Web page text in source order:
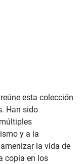
esta colección
Han sido
y a la
la vida de
copia en los